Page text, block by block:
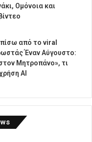
Ομόνοια και
από το viral
Έναν Αύγουστο:
Μητροπάνο», τι
AI